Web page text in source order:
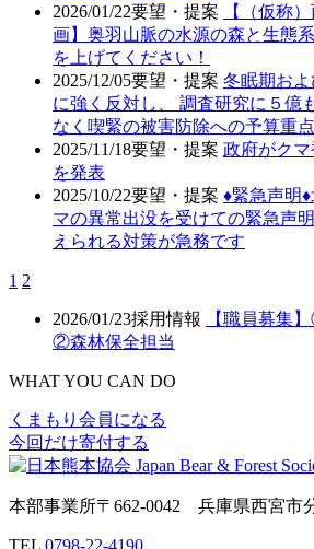
2026/01/22要望・提案
【（仮称
画】奥羽山脈の水源の森と生態
を上げてください！
2025/12/05要望・提案 冬眠期お
に強く反対し、 調査研究に５億
なく喫緊の被害防除への予算重
2025/11/18要望・提案 政府がク
を発表
2025/10/22要望・提案 ♦️緊急声明
マの異常出没を受けての緊急声
えられる対策が急務です
1 2
2026/01/23採用情報
【職員募集
②森林保全担当
WHAT YOU CAN DO
くまもり会員になる
今回だけ寄付する
本部事業所〒662-0042 兵庫県西宮市
TEL 0798-22-4190